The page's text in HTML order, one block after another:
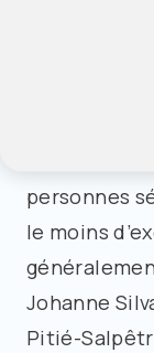
reste, les
à toutes
conduite,
ordinateur,
concourent
personnes
le moins
Johanne
Pitié-